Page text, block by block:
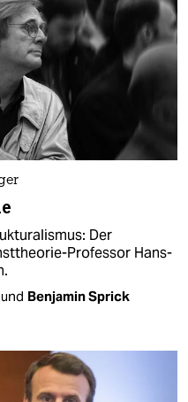
Der
Professor Hans-
und Benjamin Sprick